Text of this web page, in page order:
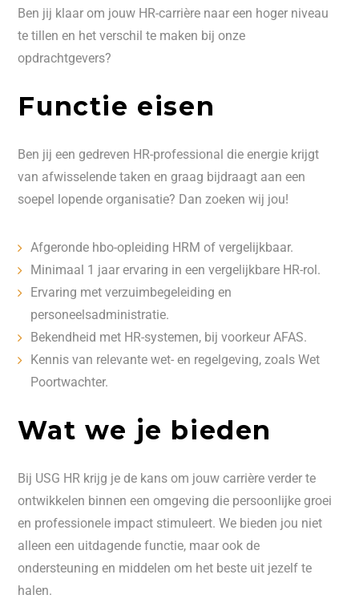
Ben jij klaar om jouw HR-carrière naar een hoger niveau
te tillen en het verschil te maken bij onze
opdrachtgevers?
Functie eisen
Ben jij een gedreven HR-professional die energie krijgt
van afwisselende taken en graag bijdraagt aan een
soepel lopende organisatie? Dan zoeken wij jou!
Afgeronde hbo-opleiding HRM of vergelijkbaar.
Minimaal 1 jaar ervaring in een vergelijkbare HR-rol.
Ervaring met verzuimbegeleiding en
personeelsadministratie.
Bekendheid met HR-systemen, bij voorkeur AFAS.
Kennis van relevante wet- en regelgeving, zoals Wet
Poortwachter.
Wat we je bieden
Bij USG HR krijg je de kans om jouw carrière verder te
ontwikkelen binnen een omgeving die persoonlijke groei
en professionele impact stimuleert. We bieden jou niet
alleen een uitdagende functie, maar ook de
ondersteuning en middelen om het beste uit jezelf te
halen.